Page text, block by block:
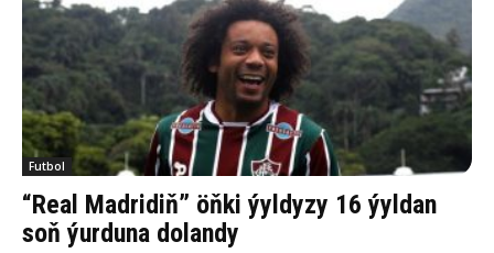
Futbol
“Real Madridiň” öňki ýyldyzy 16 ýyldan
soň ýurduna dolandy